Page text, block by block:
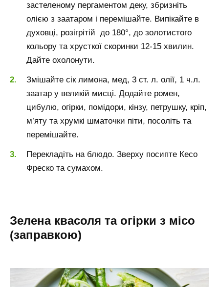
застеленому пергаментом деку, збризніть
олією з заатаром і перемішайте. Випікайте в
духовці, розігрітій до 180°, до золотистого
кольору та хрусткої скоринки 12-15 хвилин.
Дайте охолонути.
Змішайте сік лимона, мед, 3 ст. л. олії, 1 ч.л.
заатар у великій мисці. Додайте ромен,
цибулю, огірки, помідори, кінзу, петрушку, кріп,
м’яту та хрумкі шматочки піти, посоліть та
перемішайте.
Перекладіть на блюдо. Зверху посипте Кесо
Фреско та сумахом.
Зелена квасоля та огірки з місо
(заправкою)